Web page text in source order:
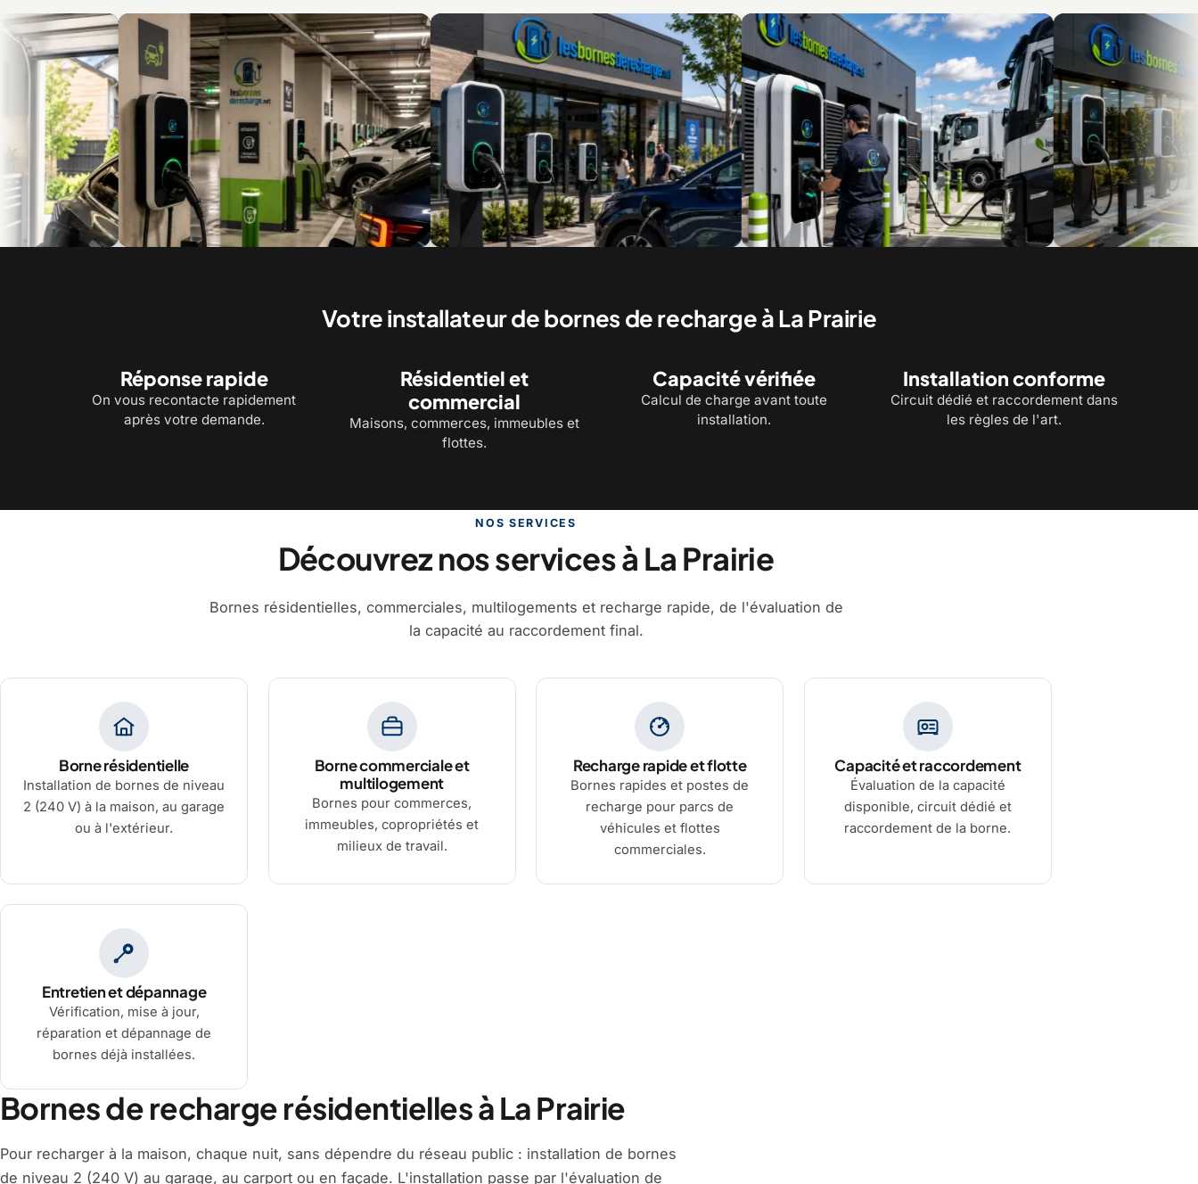
Votre installateur de bornes de recharge à La Prairie
Réponse rapide
On vous recontacte rapidement
après votre demande.
Résidentiel et
commercial
Maisons, commerces, immeubles et
flottes.
Capacité vérifiée
Calcul de charge avant toute
installation.
Installation conforme
Circuit dédié et raccordement dans
les règles de l'art.
NOS SERVICES
Découvrez nos services à La Prairie
Bornes résidentielles, commerciales, multilogements et recharge rapide, de l'évaluation de
la capacité au raccordement final.
Borne résidentielle
Installation de bornes de niveau
2 (240 V) à la maison, au garage
ou à l'extérieur.
Borne commerciale et
multilogement
Bornes pour commerces,
immeubles, copropriétés et
milieux de travail.
Recharge rapide et flotte
Bornes rapides et postes de
recharge pour parcs de
véhicules et flottes
commerciales.
Capacité et raccordement
Évaluation de la capacité
disponible, circuit dédié et
raccordement de la borne.
Entretien et dépannage
Vérification, mise à jour,
réparation et dépannage de
bornes déjà installées.
Bornes de recharge résidentielles à La Prairie
Pour recharger à la maison, chaque nuit, sans dépendre du réseau public : installation de bornes
de niveau 2 (240 V) au garage, au carport ou en façade. L'installation passe par l'évaluation de